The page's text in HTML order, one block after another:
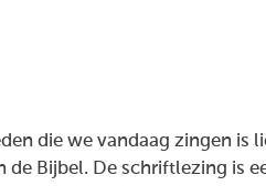
die we vandaag zingen
Bijbel. De schriftlezing is